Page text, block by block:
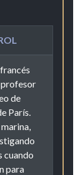
de
París.
cuando
para